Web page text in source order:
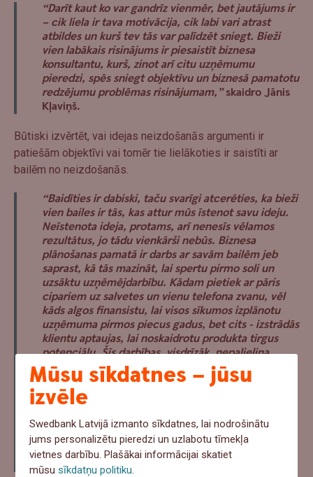
“Darīt kaut ko var gandrīz vienmēr, bet jautājums ir
– cik liela ir tava motivācija, cik labi vari atrast
atbildes un kurš tev tās var palīdzēt sniegt. Bieži
vien labākais risinājums ir piesaistīt biznesa
konsultantu, kurš, zinot arī citu uzņēmumu
pieredzi, spēs sniegt objektīvu un biznesā pamatotu
redzējumu problēmas risinājumam,”skaidro Jānis
Kļaviņš.
Būtiski izvērtēt, vai idejas neizdošanās argumenti ir
patiešām objektīvi vai tomēr tie lielākoties ir saistīti ar
bailēm no neizdošanās.
“Baidīties ir dabiski, taču svarīgi atcerēties, ka bieži
vien bailes ir tās, kas attur mūs īstenot savu ideju.
Neīstenota ideja, protams, arī nenesīs vēlamos
rezultātus, jo tādu vienkārši nebūs. Biznesa
plānošanas pamatā ir darbs ar savām bailēm jeb
saprast, kā tās mazināt, lai spertu pirmo soli un
uzsāktu uzņēmējdarbību. Kādam pietiek ar pāris
cipariem uz salvetes un vienu telefona zvanu, vēl
kāds algos finansistu, lai visos sīkumos izplānotu
uzņēmuma pirmos piecus gadus, bet cits - izstrādās
klientu aptaujas, lai noskaidrotu produkta tirgus
potenciālu. Šīs darbības, visdrīzāk, nepalielina
uzņēmuma iespējas būt pelnošam, taču tās mums
dod sirdsmieru sākt riskēt. Protams, ja esi
aprēķinājis, ka neizdošanās uzņēmējdarbībā tev var
nest personīgo maksātnespēju, tad risks ir par lielu.
Taču, ja vari novilkt riska līniju virs savas personīgās
maksātnespējas (ar pašvaldību grantiem, valsts
atbalsta programmām utml.), vari turpināt savu
ceļu,”skaidro biznesa konsultants.
Mūsu sīkdatnes – jūsu
izvēle
Swedbank Latvijā izmanto sīkdatnes, lai nodrošinātu
jums personalizētu pieredzi un uzlabotu tīmekļa
vietnes darbību. Plašākai informācijai skatiet
mūsusīkdatņu politiku.